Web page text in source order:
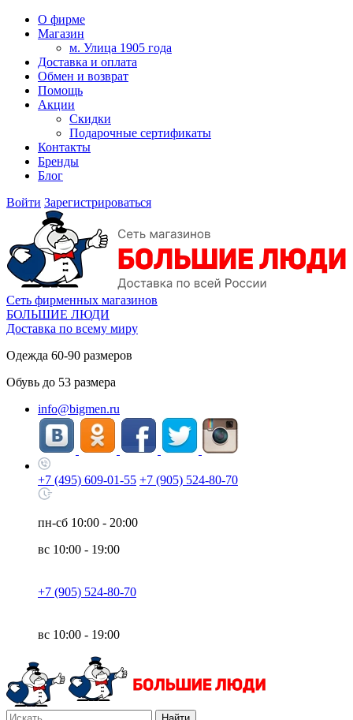
О фирме
Магазин
м. Улица 1905 года
Доставка и оплата
Обмен и возврат
Помощь
Акции
Скидки
Подарочные сертификаты
Контакты
Бренды
Блог
Войти Зарегистрироваться
Сеть фирменных магазинов
БОЛЬШИЕ ЛЮДИ
Доставка по всему миру
Одежда 60-90 размеров
Обувь до 53 размера
info@bigmen.ru
+7 (495) 609-01-55 +7 (905) 524-80-70
пн-сб 10:00 - 20:00
вс 10:00 - 19:00
+7 (905) 524-80-70
вс 10:00 - 19:00